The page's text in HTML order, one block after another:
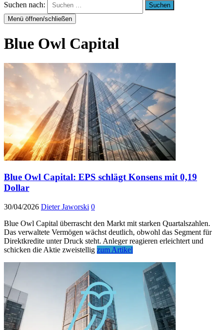
Suchen nach:
Menü öffnen/schließen
Blue Owl Capital
Blue Owl Capital: EPS schlägt Konsens mit 0,19
Dollar
30/04/2026 Dieter Jaworski 0
Blue Owl Capital überrascht den Markt mit starken Quartalszahlen.
Das verwaltete Vermögen wächst deutlich, obwohl das Segment für
Direktkredite unter Druck steht. Anleger reagieren erleichtert und
schicken die Aktie zweistellig zum Artikel